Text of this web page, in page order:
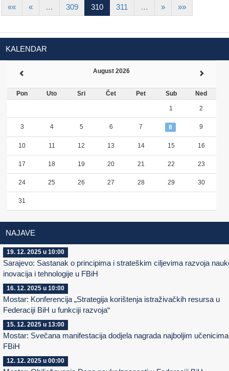
«« « … 309 310 311 … » »»
KALENDAR
August 2026
Pon Uto Sri Čet Pet Sub Ned
1 2
3 4 5 6 7 8 9
10 11 12 13 14 15 16
17 18 19 20 21 22 23
24 25 26 27 28 29 30
31
NAJAVE
19. 12. 2025 u 10:00
Sarajevo: Sastanak o principima i strateškim ciljevima razvoja
inovacija i tehnologije u FBiH
16. 12. 2025 u 10:00
Mostar: Konferencija „Strategija korištenja istraživačkih resursa u
Federaciji BiH u funkciji razvoja“
15. 12. 2025 u 13:00
Mostar: Svečana manifestacija dodjela nagrada najboljim
FBiH
12. 12. 2025 u 00:00